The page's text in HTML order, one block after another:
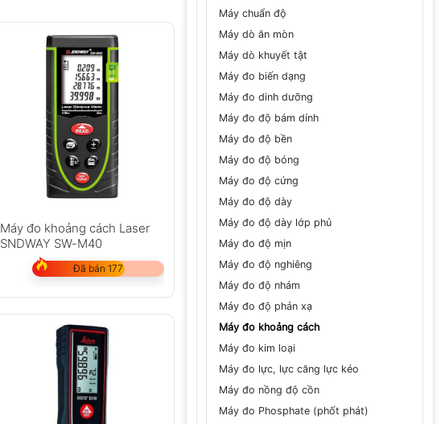
Máy chuẩn độ
Máy dò ăn mòn
Máy dò khuyết tật
Máy đo biến dạng
Máy đo dinh dưỡng
Máy đo độ bám dính
Máy đo độ bền
Máy đo độ bóng
Máy đo độ cứng
Máy đo độ dày
Máy đo độ dày lớp phủ
Máy đo độ mịn
Máy đo độ nghiêng
Máy đo độ nhám
Máy đo độ phản xạ
Máy đo khoảng cách
Máy đo kim loại
Máy đo lực, lực căng lực kéo
Máy đo nồng độ cồn
Máy đo Phosphate (phốt phát)
Máy đo khoảng cách Laser
SNDWAY SW-M40
Đã bán 177